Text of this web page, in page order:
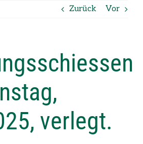
Zurück Vor
verlegt.